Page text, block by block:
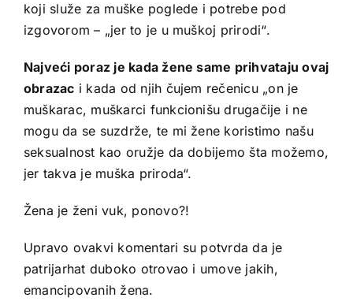
koji služe za muške poglede i potrebe pod
izgovorom – „jer to je u muškoj prirodi“.
Najveći poraz je kada žene same prihvataju ovaj
obrazac i kada od njih čujem rečenicu „on je
muškarac, muškarci funkcionišu drugačije i ne
mogu da se suzdrže, te mi žene koristimo našu
seksualnost kao oružje da dobijemo šta možemo,
jer takva je muška priroda“.
Žena je ženi vuk, ponovo?!
Upravo ovakvi komentari su potvrda da je
patrijarhat duboko otrovao i umove jakih,
emancipovanih žena.